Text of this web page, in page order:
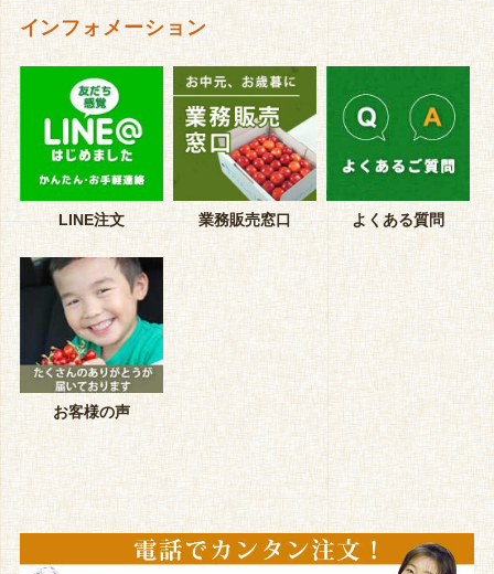
インフォメーション
LINE注文 業務販売窓口 よくある質問
お客様の声